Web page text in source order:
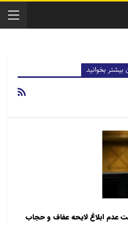
بیشتر بخوانید
عدم ابلاغ لایحه عفاف و حجاب